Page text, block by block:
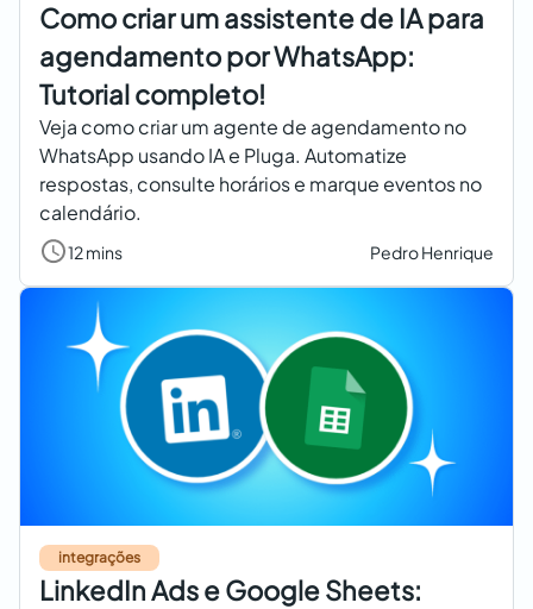
Como criar um assistente de IA para
agendamento por WhatsApp:
Tutorial completo!
Veja como criar um agente de agendamento no
WhatsApp usando IA e Pluga. Automatize
respostas, consulte horários e marque eventos no
calendário.
12 mins Pedro Henrique
integrações
LinkedIn Ads e Google Sheets: